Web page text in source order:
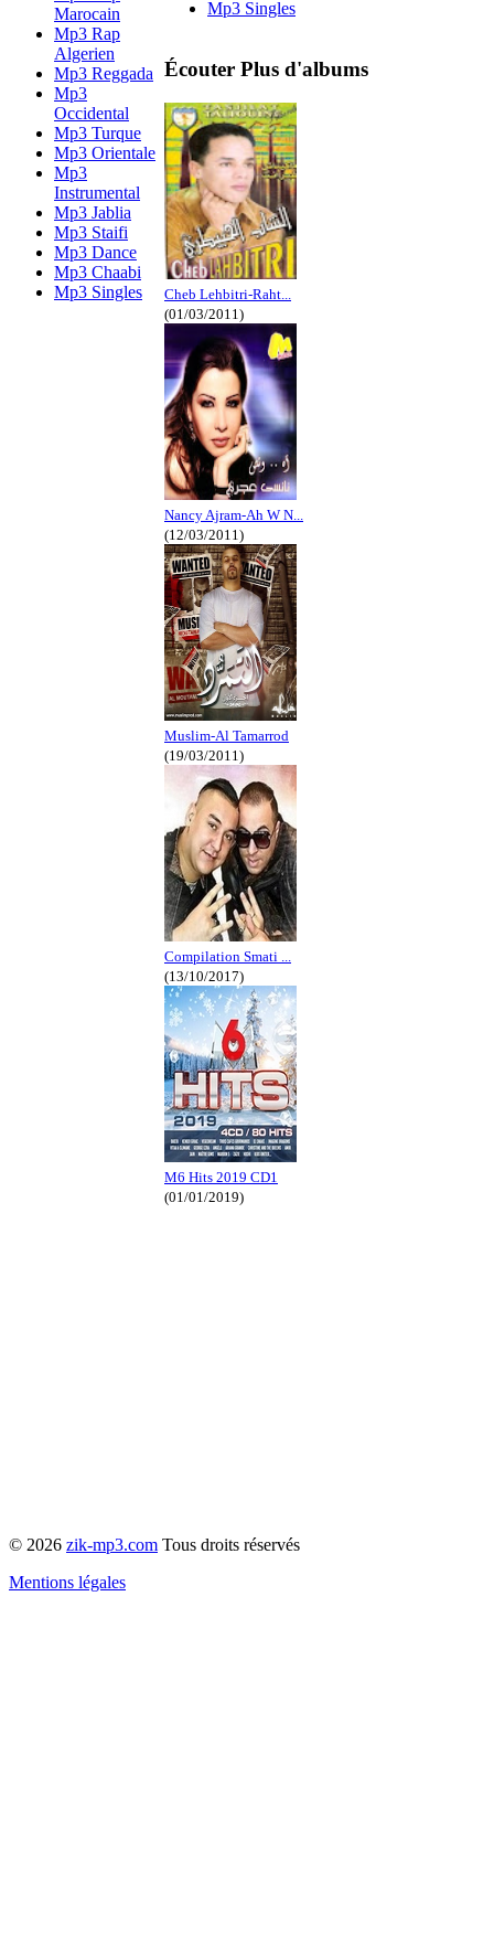
Marocain
Mp3 Rap
Algerien
Mp3 Reggada
Mp3
Occidental
Mp3 Turque
Mp3 Orientale
Mp3
Instrumental
Mp3 Jablia
Mp3 Staifi
Mp3 Dance
Mp3 Chaabi
Mp3 Singles
Mp3 Singles
Écouter Plus d'albums
Cheb Lehbitri-Raht...
(01/03/2011)
Nancy Ajram-Ah W N...
(12/03/2011)
Muslim-Al Tamarrod
(19/03/2011)
Compilation Smati ...
(13/10/2017)
M6 Hits 2019 CD1
(01/01/2019)
© 2026 zik-mp3.com Tous droits réservés
Mentions légales